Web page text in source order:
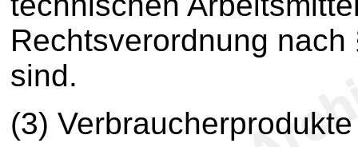
Rechtsverordnung
sind.
(3)